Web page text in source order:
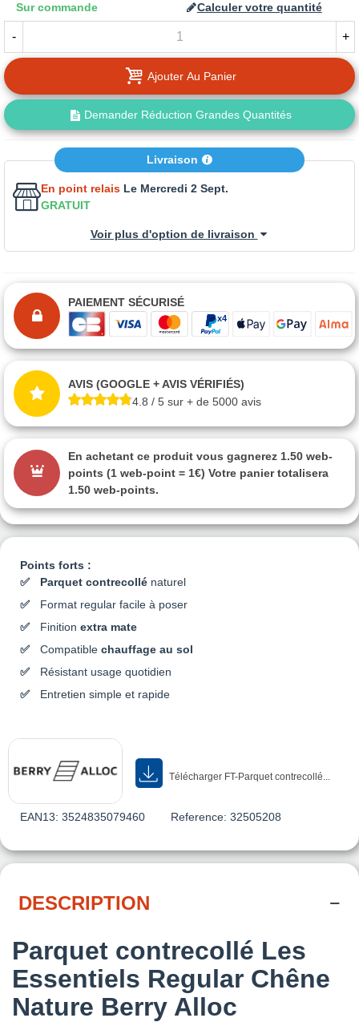
Points forts :
Parquet contrecollé naturel
Format regular facile à poser
Finition extra mate
Compatible chauffage au sol
Résistant usage quotidien
Entretien simple et rapide
Télécharger FT-Parquet contrecollé...
EAN13: 3524835079460 Reference: 32505208
Sur commande Calculer votre quantité
- +
Ajouter Au Panier
Demander Réduction Grandes Quantités
Livraison
En point relais Le Mercredi 2 Sept.
GRATUIT
Voir plus d'option de livraison
PAIEMENT SÉCURISÉ
AVIS (GOOGLE + AVIS VÉRIFIÉS)
4.8 / 5 sur + de 5000 avis
En achetant ce produit vous gagnerez 1.50 web-
points (1 web-point = 1€) Votre panier totalisera
1.50 web-points.
DESCRIPTION
Parquet contrecollé Les
Essentiels Regular Chêne
Nature Berry Alloc